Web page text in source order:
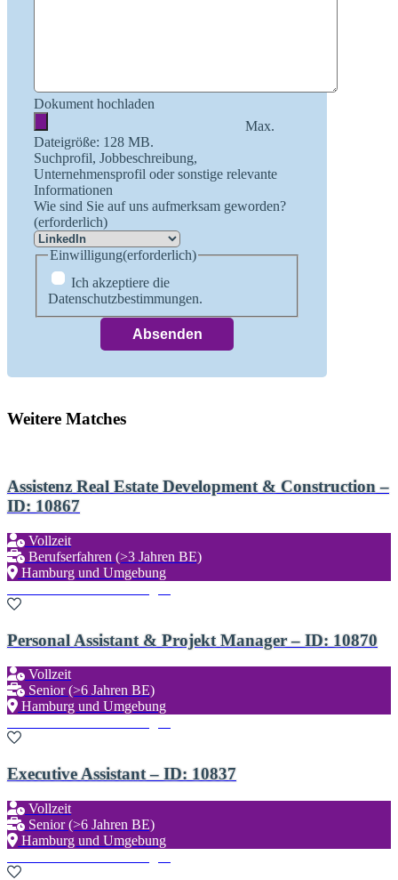
Dokument hochladen
Max.
Dateigröße: 128 MB.
Suchprofil, Jobbeschreibung,
Unternehmensprofil oder sonstige relevante
Informationen
Wie sind Sie auf uns aufmerksam geworden?
(erforderlich)
Einwilligung(erforderlich)
Ich akzeptiere die
Datenschutzbestimmungen.
Weitere Matches
Assistenz Real Estate Development & Construction –
ID: 10867
Vollzeit
Berufserfahren (>3 Jahren BE)
Hamburg und Umgebung
Personal Assistant & Projekt Manager – ID: 10870
Vollzeit
Senior (>6 Jahren BE)
Hamburg und Umgebung
Executive Assistant – ID: 10837
Vollzeit
Senior (>6 Jahren BE)
Hamburg und Umgebung